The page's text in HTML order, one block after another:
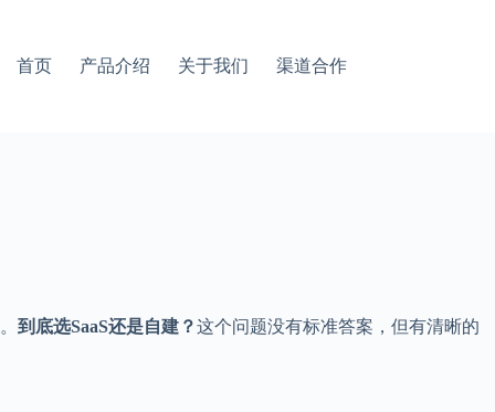
首页 产品介绍 关于我们 渠道合作
到底选SaaS还是自建？这个问题没有标准答案，但有清晰的